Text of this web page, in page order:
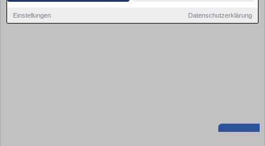
Einstellungen Datenschutzerklärung